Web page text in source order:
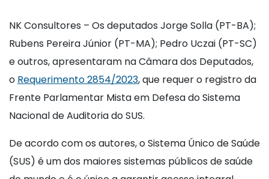
NK Consultores – Os deputados Jorge Solla (PT-BA);
Rubens Pereira Júnior (PT-MA); Pedro Uczai (PT-SC)
e outros, apresentaram na Câmara dos Deputados,
o Requerimento 2854/2023, que requer o registro da
Frente Parlamentar Mista em Defesa do Sistema
Nacional de Auditoria do SUS.
De acordo com os autores, o Sistema Único de Saúde
(SUS) é um dos maiores sistemas públicos de saúde